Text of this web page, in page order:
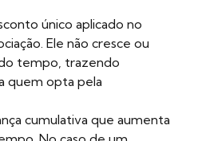
único aplicado no
Ele não cresce ou
tempo, trazendo
quem opta pela
cumulativa que aumenta